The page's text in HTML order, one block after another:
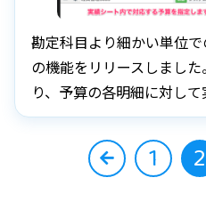
勘定科目より細かい単位
の機能をリリースしまし
り、予算の各明細に対し
前へ
1 2